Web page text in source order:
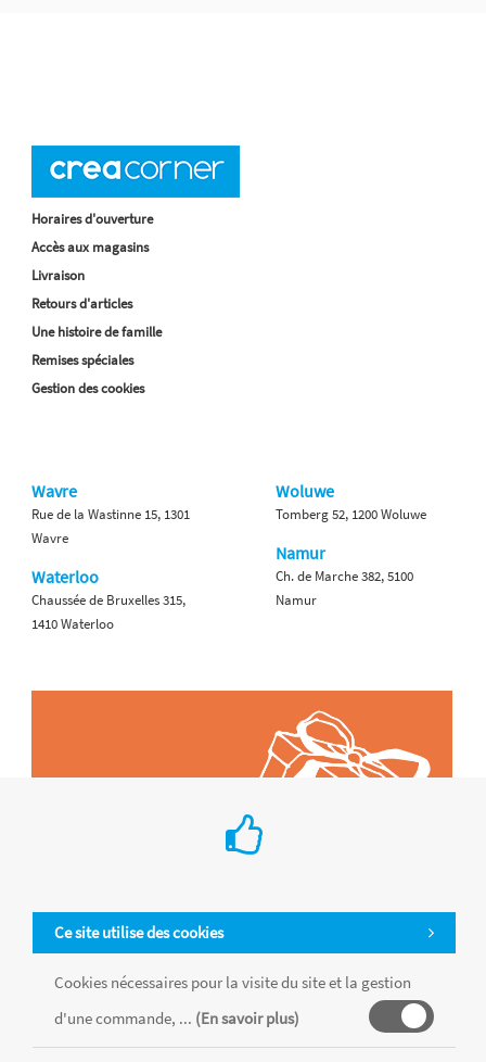
Ce site utilise des cookies
Cookies nécessaires pour la visite du site et la gestion
d'une commande, ... (En savoir plus)
Horaires d'ouverture
Accès aux magasins
Livraison
Retours d'articles
Une histoire de famille
Remises spéciales
Gestion des cookies
Wavre
Rue de la Wastinne 15, 1301
Wavre
Waterloo
Chaussée de Bruxelles 315,
1410 Waterloo
Woluwe
Tomberg 52, 1200 Woluwe
Namur
Ch. de Marche 382, 5100
Namur
Tous les produits sont vendus dans la limite des stocks disponibles de